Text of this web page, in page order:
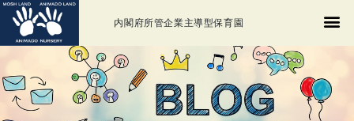
内閣府所管企業主導型保育園